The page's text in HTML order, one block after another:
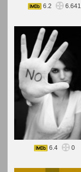
6.2
6.641
6.4 0